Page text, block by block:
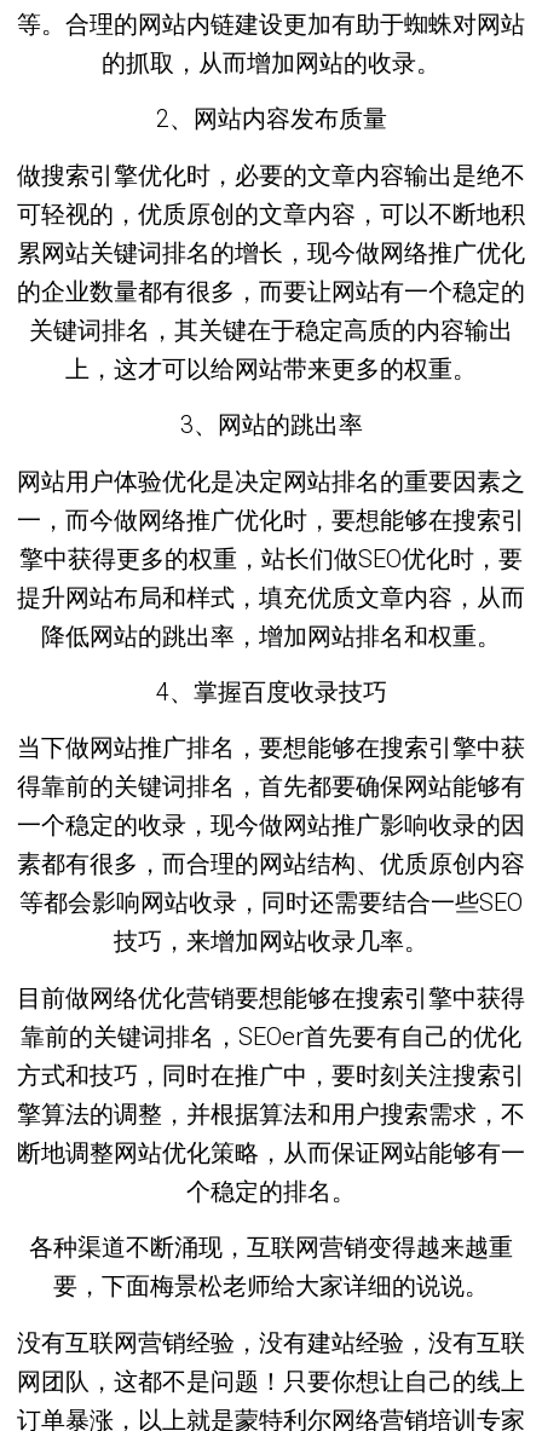
等。合理的网站内链建设更加有助于蜘蛛对网站
的抓取，从而增加网站的收录。
2、网站内容发布质量
做搜索引擎优化时，必要的文章内容输出是绝不
可轻视的，优质原创的文章内容，可以不断地积
累网站关键词排名的增长，现今做网络推广优化
的企业数量都有很多，而要让网站有一个稳定的
关键词排名，其关键在于稳定高质的内容输出
上，这才可以给网站带来更多的权重。
3、网站的跳出率
网站用户体验优化是决定网站排名的重要因素之
一，而今做网络推广优化时，要想能够在搜索引
擎中获得更多的权重，站长们做SEO优化时，要
提升网站布局和样式，填充优质文章内容，从而
降低网站的跳出率，增加网站排名和权重。
4、掌握百度收录技巧
当下做网站推广排名，要想能够在搜索引擎中获
得靠前的关键词排名，首先都要确保网站能够有
一个稳定的收录，现今做网站推广影响收录的因
素都有很多，而合理的网站结构、优质原创内容
等都会影响网站收录，同时还需要结合一些SEO
技巧，来增加网站收录几率。
目前做网络优化营销要想能够在搜索引擎中获得
靠前的关键词排名，SEOer首先要有自己的优化
方式和技巧，同时在推广中，要时刻关注搜索引
擎算法的调整，并根据算法和用户搜索需求，不
断地调整网站优化策略，从而保证网站能够有一
个稳定的排名。
各种渠道不断涌现，互联网营销变得越来越重
要，下面梅景松老师给大家详细的说说。
没有互联网营销经验，没有建站经验，没有互联
网团队，这都不是问题！只要你想让自己的线上
订单暴涨，以上就是蒙特利尔网络营销培训专家